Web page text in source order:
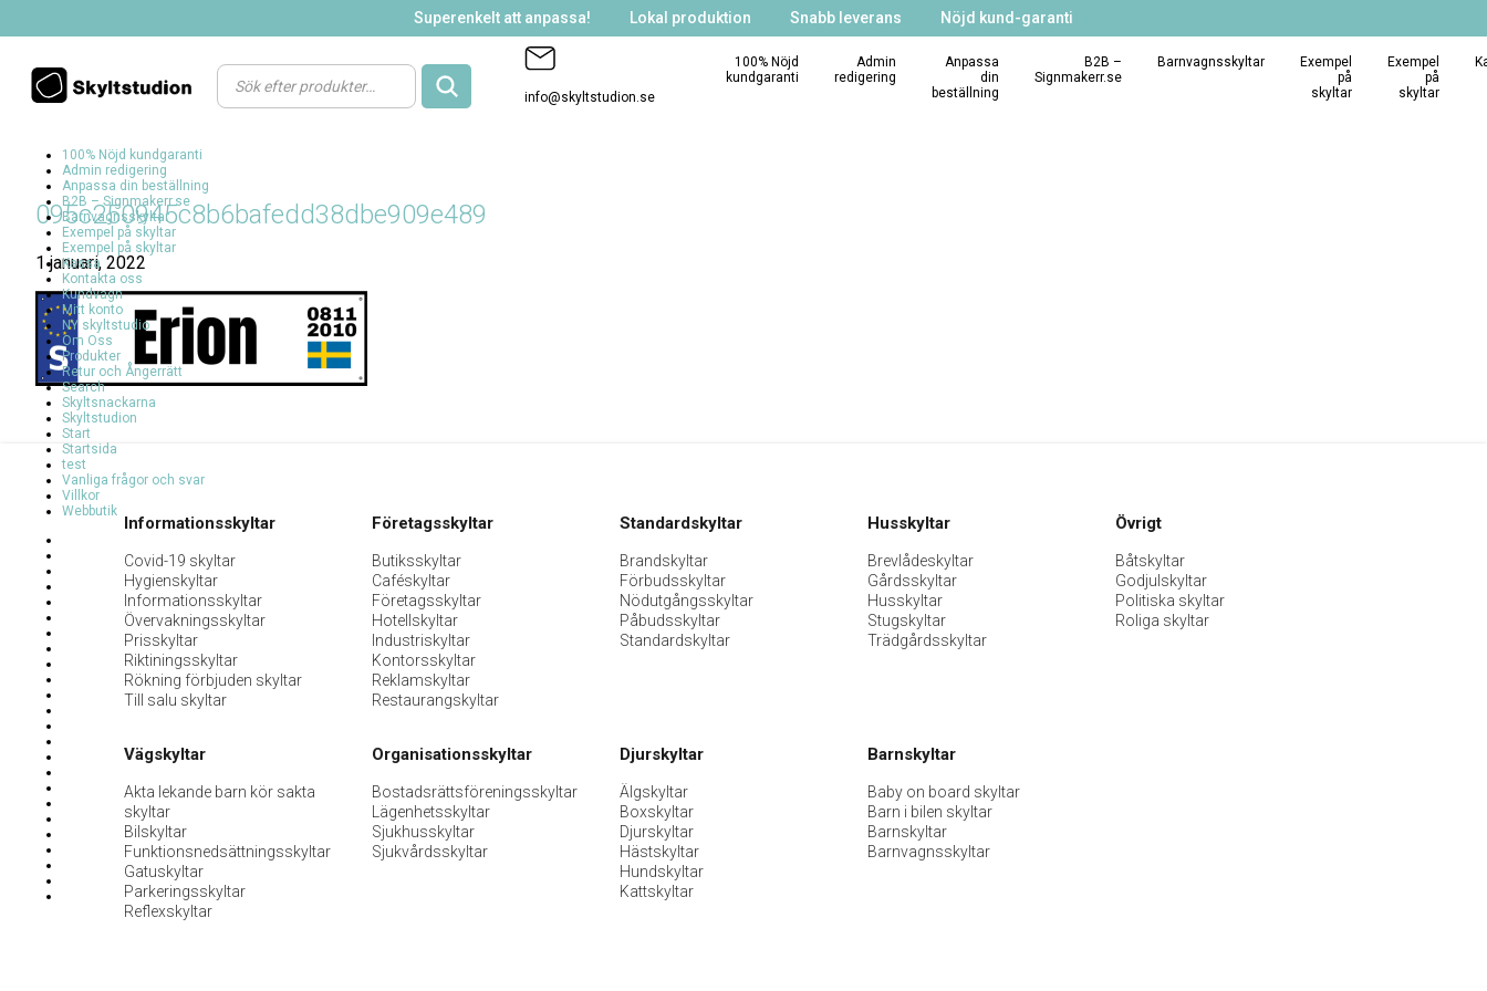
Superenkelt att anpassa! Lokal produktion Snabb leverans Nöjd kund-garanti
Products
search
info@skyltstudion.se
100% Nöjd
kundgaranti
Admin
redigering
Anpassa
din
beställning
B2B –
Signmakerr.se
Barnvagnsskyltar
Exempel
på
skyltar
Exempel
på
skyltar
100% Nöjd kundgaranti
Admin redigering
Anpassa din beställning
B2B – Signmakerr.se
Barnvagnsskyltar
Exempel på skyltar
Exempel på skyltar
Kassa
Kontakta oss
Kundvagn
Mitt konto
NY skyltstudio
Om Oss
Produkter
Retur och Ångerrätt
Search
Skyltsnackarna
Skyltstudion
Start
Startsida
test
Vanliga frågor och svar
Villkor
Webbutik
095c250945c8b6bafedd38dbe909e489
1 januari, 2022
Informationsskyltar
Covid-19 skyltar
Hygienskyltar
Informationsskyltar
Övervakningsskyltar
Prisskyltar
Riktiningsskyltar
Rökning förbjuden skyltar
Till salu skyltar
Företagsskyltar
Butiksskyltar
Caféskyltar
Företagsskyltar
Hotellskyltar
Industriskyltar
Kontorsskyltar
Reklamskyltar
Restaurangskyltar
Standardskyltar
Brandskyltar
Förbudsskyltar
Nödutgångsskyltar
Påbudsskyltar
Standardskyltar
Husskyltar
Brevlådeskyltar
Gårdsskyltar
Husskyltar
Stugskyltar
Trädgårdsskyltar
Övrigt
Båtskyltar
Godjulskyltar
Politiska skyltar
Roliga skyltar
Vägskyltar
Akta lekande barn kör sakta
skyltar
Bilskyltar
Funktionsnedsättningsskyltar
Gatuskyltar
Parkeringsskyltar
Reflexskyltar
Organisationsskyltar
Bostadsrättsföreningsskyltar
Lägenhetsskyltar
Sjukhusskyltar
Sjukvårdsskyltar
Djurskyltar
Älgskyltar
Boxskyltar
Djurskyltar
Hästskyltar
Hundskyltar
Kattskyltar
Barnskyltar
Baby on board skyltar
Barn i bilen skyltar
Barnskyltar
Barnvagnsskyltar